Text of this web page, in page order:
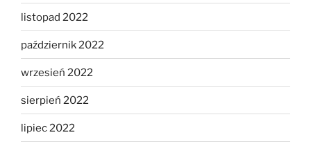
listopad 2022
październik 2022
wrzesień 2022
sierpień 2022
lipiec 2022